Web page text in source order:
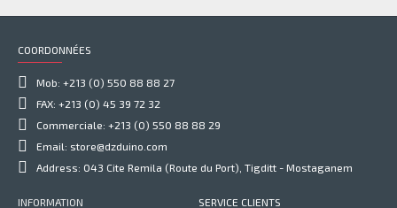
COORDONNÉES
Mob: +213 (0) 550 88 88 27
FAX: +213 (0) 45 39 72 32
Commerciale: +213 (0) 550 88 88 29
Email: store@dzduino.com
Address: 043 Cite Remila (Route du Port), Tigditt - Mostaganem
INFORMATION SERVICE CLIENTS